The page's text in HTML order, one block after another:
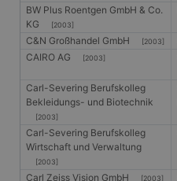
BW Plus Roentgen GmbH & Co.
KG
[2003]
C&N Großhandel GmbH [2003]
CAIRO AG [2003]
Carl-Severing Berufskolleg
Bekleidungs- und Biotechnik
[2003]
Carl-Severing Berufskolleg
Wirtschaft und Verwaltung
[2003]
Carl Zeiss Vision GmbH [2003]